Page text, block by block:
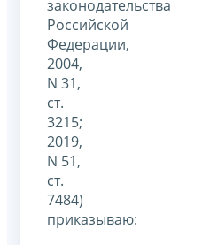
законодательства
Российской
Федерации,
2004,
N 31,
ст.
3215;
2019,
N 51,
ст.
7484)
приказываю: